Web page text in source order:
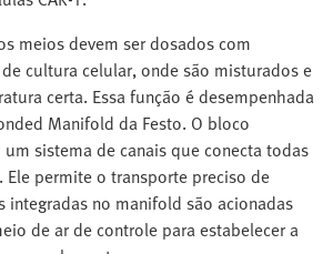
meios devem ser dosados com
cultura celular, onde são misturados e
certa. Essa função é desempenhada
Manifold da Festo. O bloco
sistema de canais que conecta todas
Ele permite o transporte preciso de
integradas no manifold são acionadas
de ar de controle para estabelecer a